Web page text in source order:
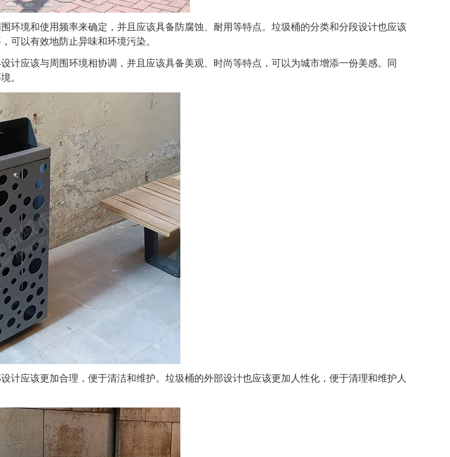
境和使用频率来确定，并且应该具备防腐蚀、耐用等特点。垃圾桶的分类和分段设计也应该
可以有效地防止异味和环境污染。
应该与周围环境相协调，并且应该具备美观、时尚等特点，可以为城市增添一份美感。同
。
应该更加合理，便于清洁和维护。垃圾桶的外部设计也应该更加人性化，便于清理和维护人